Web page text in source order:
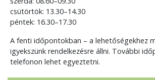
csütörtök: 13.30–14.30
péntek: 16.30–17.30
A fenti időpontokban – a lehetőségekhez
igyekszünk rendelkezésre állni. További
telefonon lehet egyeztetni.